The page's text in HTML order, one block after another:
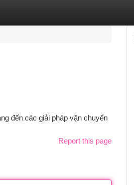
đến các giải pháp vận chuyển
Report this page